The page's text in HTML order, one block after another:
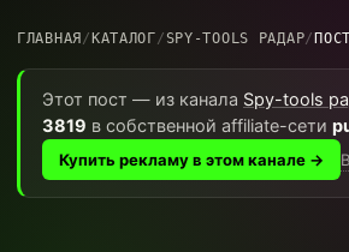
ГЛАВНАЯ / КАТАЛОГ/SPY-TOOLS РАДАР/ ПОСТ
Этот пост — из канала Spy-tools
3819 в собственной affiliate-сети
Купить рекламу в этом канале →